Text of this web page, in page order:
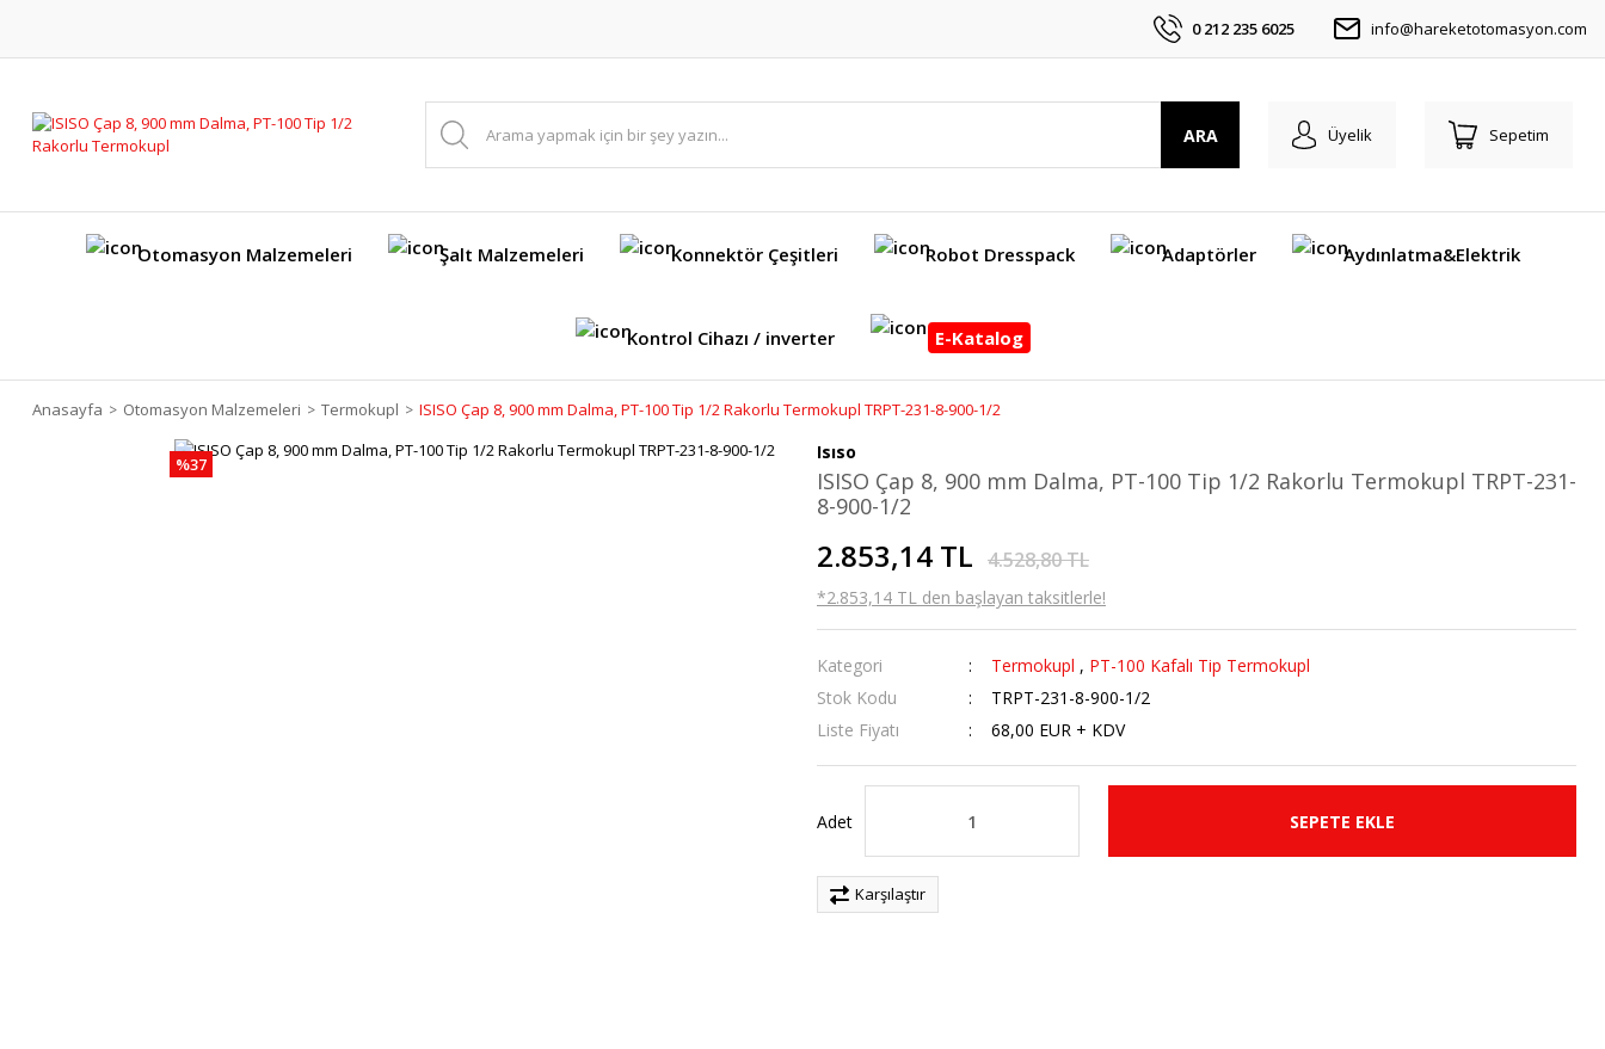
0 212 235 6025 info@hareketotomasyon.com
ARA Üyelik Sepetim
Otomasyon Malzemeleri Şalt Malzemeleri Konnektör Çeşitleri Robot Dresspack Adaptörler Aydınlatma&Elektrik
Kontrol Cihazı / inverter E-Katalog
Anasayfa Otomasyon Malzemeleri Termokupl ISISO Çap 8, 900 mm Dalma, PT-100 Tip 1/2 Rakorlu Termokupl TRPT-231-8-900-1/2
%37
Isıso
ISISO Çap 8, 900 mm Dalma, PT-100 Tip 1/2 Rakorlu Termokupl TRPT-231-
8-900-1/2
2.853,14 TL 4.528,80 TL
*2.853,14 TL den başlayan taksitlerle!
Kategori Termokupl , PT-100 Kafalı Tip Termokupl
Stok Kodu
TRPT-231-8-900-1/2
Liste Fiyatı
68,00 EUR + KDV
Adet SEPETE EKLE
Karşılaştır